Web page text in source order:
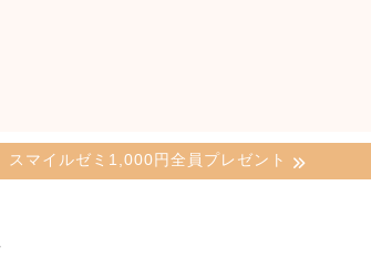
スマイルゼミ1,000円全員プレゼント